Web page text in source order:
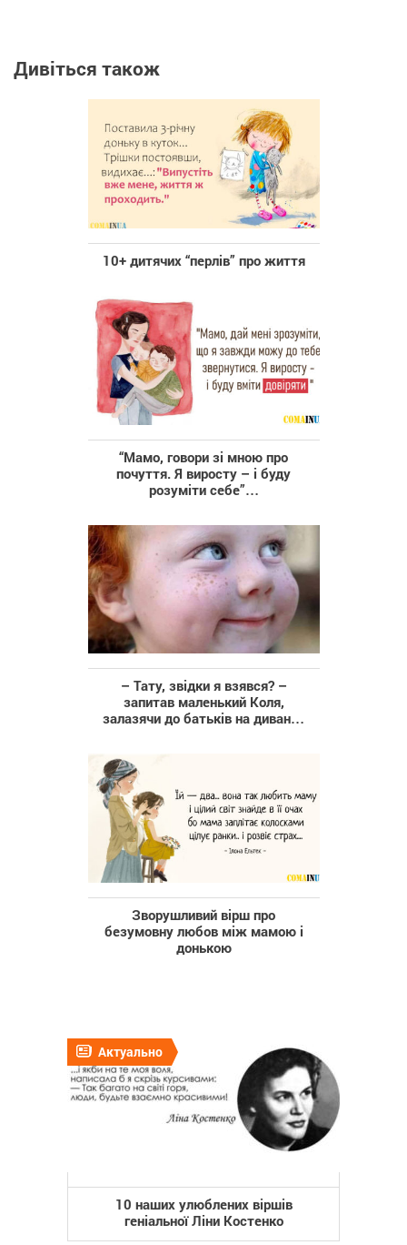
Дивіться також
10+ дитячих “перлів” про життя
“Мамо, говори зі мною про
почуття. Я виросту – і буду
розуміти себе”…
– Тату, звідки я взявся? –
запитав маленький Коля,
залазячи до батьків на диван…
Зворушливий вірш про
безумовну любов між мамою і
донькою
Актуально
10 наших улюблених віршів
геніальної Ліни Костенко